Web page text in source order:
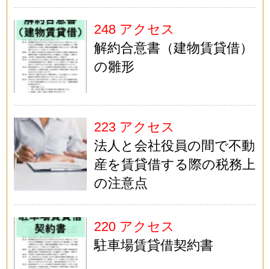
248 アクセス
解約合意書（建物賃貸借）
の雛形
223 アクセス
法人と会社役員の間で不動
産を賃貸借する際の税務上
の注意点
220 アクセス
駐車場賃貸借契約書